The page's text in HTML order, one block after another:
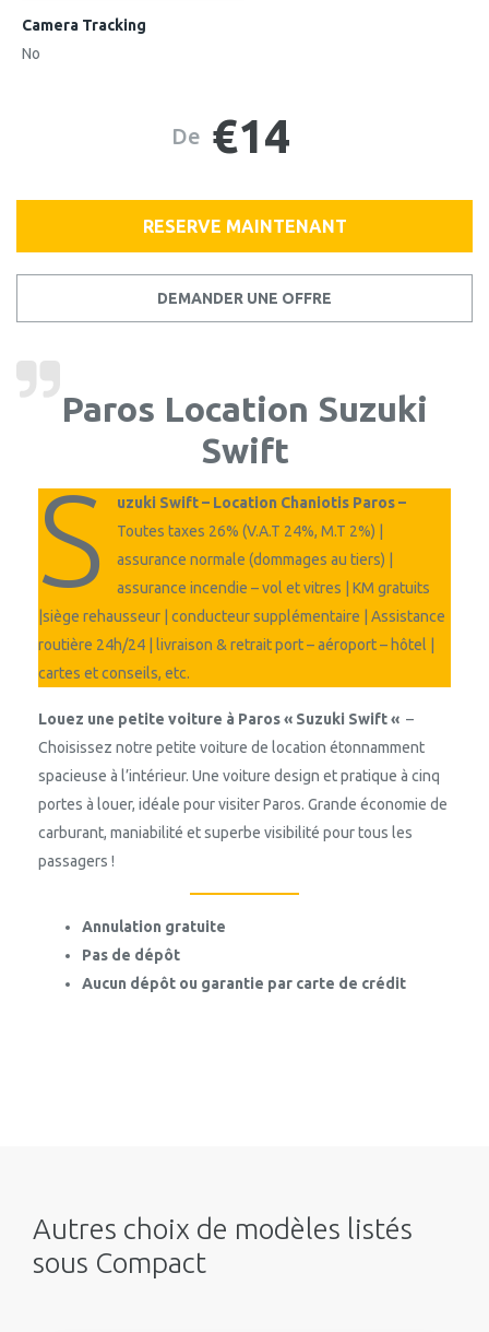
Camera Tracking
No
De €14
RESERVE MAINTENANT
DEMANDER UNE OFFRE
Paros Location Suzuki
Swift
S
uzuki Swift – Location Chaniotis Paros –
Toutes taxes 26% (V.A.T 24%, M.T 2%) |
assurance normale (dommages au tiers) |
assurance incendie – vol et vitres | KM gratuits
|siège rehausseur | conducteur supplémentaire | Assistance
routière 24h/24 | livraison & retrait port – aéroport – hôtel |
cartes et conseils, etc.
Louez une petite voiture à Paros « Suzuki Swift « –
Choisissez notre petite voiture de location étonnamment
spacieuse à l’intérieur. Une voiture design et pratique à cinq
portes à louer, idéale pour visiter Paros. Grande économie de
carburant, maniabilité et superbe visibilité pour tous les
passagers !
Annulation gratuite
Pas de dépôt
Aucun dépôt ou garantie par carte de crédit
Autres choix de modèles listés
sous Compact